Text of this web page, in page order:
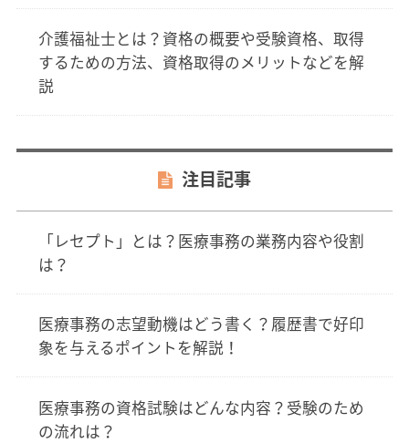
介護福祉士とは？資格の概要や受験資格、取得
するための方法、資格取得のメリットなどを解
説
注目記事
「レセプト」とは？医療事務の業務内容や役割
は？
医療事務の志望動機はどう書く？履歴書で好印
象を与えるポイントを解説！
医療事務の資格試験はどんな内容？受験のため
の流れは？